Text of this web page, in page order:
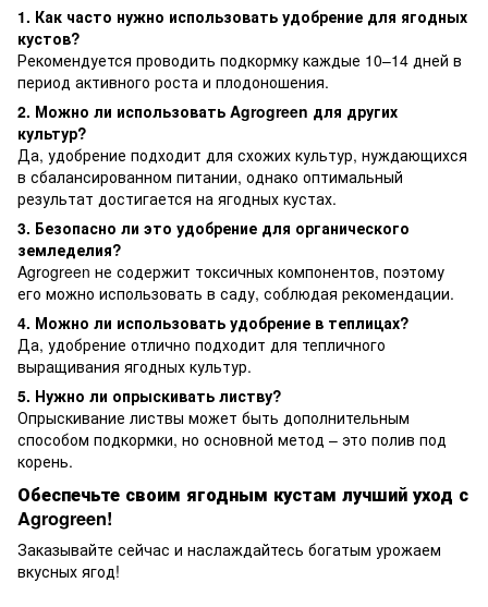
1. Как часто нужно использовать удобрение для ягодных
кустов?
Рекомендуется проводить подкормку каждые 10–14 дней в
период активного роста и плодоношения.
2. Можно ли использовать Agrogreen для других
культур?
Да, удобрение подходит для схожих культур, нуждающихся
в сбалансированном питании, однако оптимальный
результат достигается на ягодных кустах.
3. Безопасно ли это удобрение для органического
земледелия?
Agrogreen не содержит токсичных компонентов, поэтому
его можно использовать в саду, соблюдая рекомендации.
4. Можно ли использовать удобрение в теплицах?
Да, удобрение отлично подходит для тепличного
выращивания ягодных культур.
5. Нужно ли опрыскивать листву?
Опрыскивание листвы может быть дополнительным
способом подкормки, но основной метод – это полив под
корень.
Обеспечьте своим ягодным кустам лучший уход с
Agrogreen!
Заказывайте сейчас и наслаждайтесь богатым урожаем
вкусных ягод!